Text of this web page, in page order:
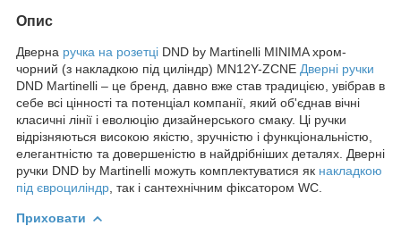
Опис
Дверна ручка на розетці DND by Martinelli MINIMA хром-
чорний (з накладкою під циліндр) MN12Y-ZCNE Дверні ручки
DND Martinelli – це бренд, давно вже став традицією, увібрав в
себе всі цінності та потенціал компанії, який об'єднав вічні
класичні лінії і еволюцію дизайнерського смаку. Ці ручки
відрізняються високою якістю, зручністю і функціональністю,
елегантністю та довершеністю в найдрібніших деталях. Дверні
ручки DND by Martinelli можуть комплектуватися як накладкою
під євроциліндр , так і сантехнічним фіксатором WC.
Приховати